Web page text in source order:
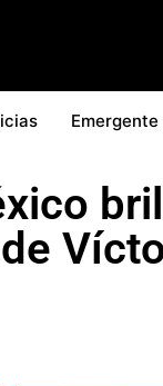
Emergente